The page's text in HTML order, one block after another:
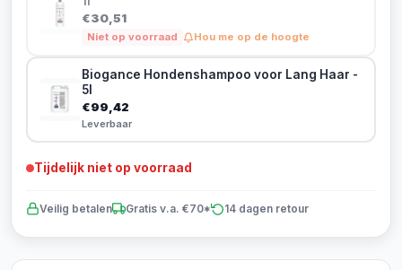
€30,51
Niet op voorraad Hou me op de hoogte
Biogance Hondenshampoo voor Lang Haar -
5l
€99,42
Leverbaar
Tijdelijk niet op voorraad
Veilig betalen Gratis v.a. €70* 14 dagen retour